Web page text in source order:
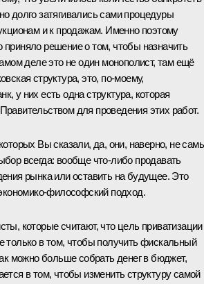
долго затягивались сами процедуры
и к продажам. Именно поэтому
приняло решение о том, чтобы назначить
деле это не один монополист, там ещё
структура, это, по‑моему,
у них есть одна структура, которая
для проведения этих работ.
Вы сказали, да, они, наверно, не
всегда: вообще что‑либо продавать
рынка или оставить на будущее. Это
философский подход.
которые считают, что цель приватизации
только в том, чтобы получить фискальный
можно больше собрать денег в бюджет,
в том, чтобы изменить структуру самой